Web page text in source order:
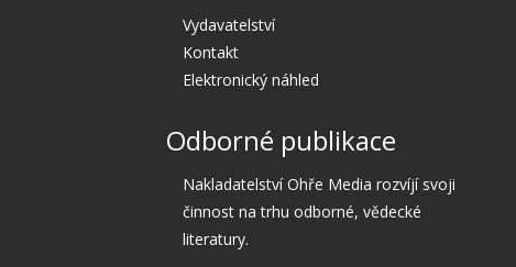
Vydavatelství
Kontakt
Elektronický náhled
Odborné publikace
Nakladatelství Ohře Media rozvíjí svoji
činnost na trhu odborné, vědecké
literatury.